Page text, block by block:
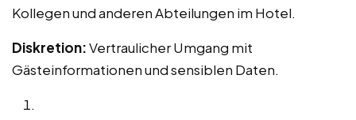
Kollegen und anderen Abteilungen im Hotel.
Diskretion:Vertraulicher Umgang mit
Gästeinformationen und sensiblen Daten.